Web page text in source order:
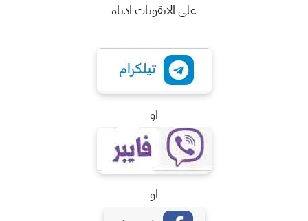
على الايقونات ادناه
او
او